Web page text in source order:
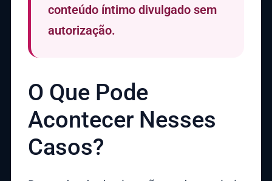
conteúdo íntimo divulgado sem
autorização.
O Que Pode
Acontecer Nesses
Casos?